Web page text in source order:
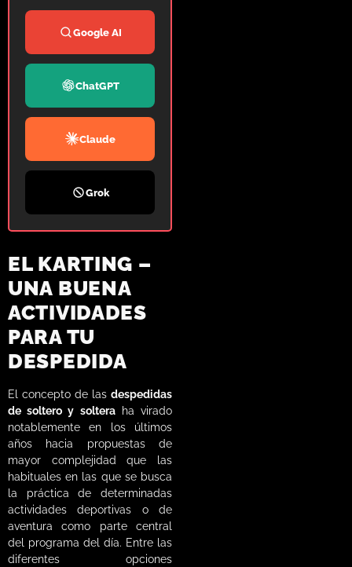
Google AI
ChatGPT
Claude
Grok
EL KARTING –
UNA BUENA
ACTIVIDADES
PARA TU
DESPEDIDA
El concepto de lasdespedidas
de soltero y solteraha virado
notablemente en los últimos
años hacia propuestas de
mayor complejidad que las
habituales en las que se busca
la práctica de determinadas
actividades deportivas o de
aventura como parte central
del programa del día. Entre las
diferentes opciones